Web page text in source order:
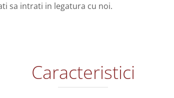
sa intrati in legatura cu noi.
Caracteristici